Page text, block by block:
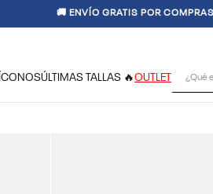
🚚 ENVÍO GRATIS POR
ÍCONOSÚLTIMAS TALLAS 🔥OUTLET